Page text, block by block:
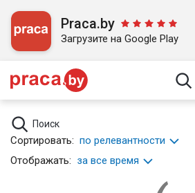
Praca.by
Загрузите на Google Play
Поиск
Сортировать: по релевантности
Отображать: за все время